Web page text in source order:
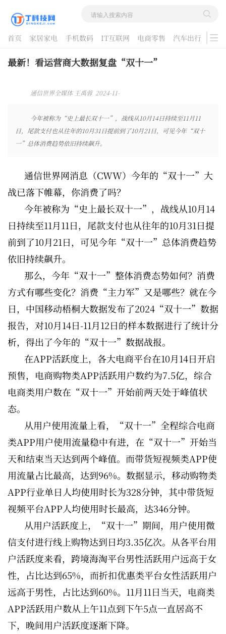
首页 家居家电 手机数码 IT互联网 电商零售 汽车出行
游戏
酷品评测
最新！看运营商大数据复盘“双十一”
通信世界全媒体 王禹蓉 2024-11-
今年被称为“史上最长双十一”，战线从10月14日持续至11月11
日，尾款支付也从往年的10月31日提前到了10月21日，可见今年“双十
一”总体消费趋势依旧持续飙升。
通信世界网消息（CWW）今年的“双十一”大
战已落下帷幕，你消费了吗？
今年被称为“史上最长双十一”，战线从10月14
日持续至11月11日，尾款支付也从往年的10月31日提
前到了10月21日，可见今年“双十一”总体消费趋势
依旧持续飙升。
那么，今年“双十一”整体消费态势如何？消费
方式有哪些变化？消费“主力军”又是哪些？就在今
日，中国移动梧桐大数据发布了2024“双十一”数据
报告，对10月14日-11月12日的样本数据进行了统计分
析，得出了今年的“双十一”数据战报。
在APP活跃度上，各大电商平台在10月14日开启
预售，电商购物类APP活跃用户数约为7.5亿，综合
电商类用户数在“双十一”开始前两天处于峰值状
态。
从用户使用流量上看，“双十一”全程综合电商
类APP用户使用流量稳中有进，在“双十一”开始当
天和结束当天达到两个峰值。而带货短视频类APP使
用流量占比最高，达到96%。数据显示，移动购物类
APP行业单日人均使用时长为328分钟，其中带货短
视频平台APP人均使用时长最高，达346分钟。
从用户活跃度上，“双十一”期间，用户使用微
信支付进行线上购物达到日均3.35亿次。从各平台用
户活跃度来看，跨境海淘平台男性活跃用户远高于女
性，占比达到65%，而折扣优惠类平台女性活跃用户
远高于男性，占比达到60%。11月11日当天，电商类
APP活跃用户数从上午11点到下午5点一直居高不
下，晚间用户活跃度逐渐下降。